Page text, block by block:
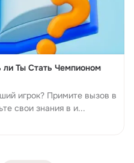
Ты Стать Чемпионом
игрок? Примите вызов в
свои знания в и...